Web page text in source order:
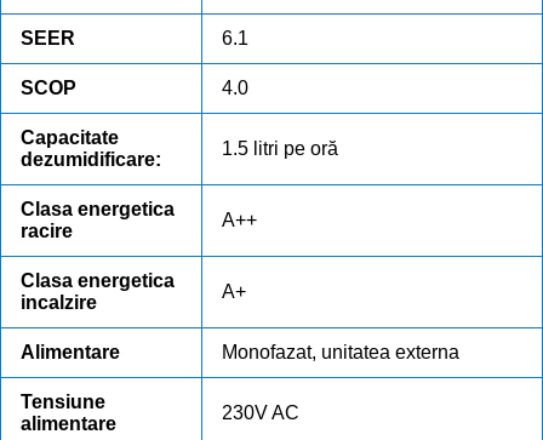
SEER 6.1
SCOP 4.0
Capacitate
dezumidificare:
1.5 litri pe oră
Clasa energetica
racire
A++
Clasa energetica
incalzire
A+
Alimentare Monofazat, unitatea externa
Tensiune
alimentare
230V AC